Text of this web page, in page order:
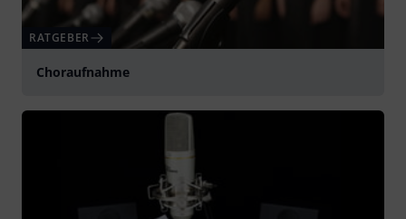
RATGEBER
Choraufnahme